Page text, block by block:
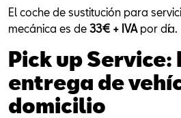
El coche de sustitución para
mecánica es de 33€ + IVA por día.
Pick up Service:
entrega de
domicilio